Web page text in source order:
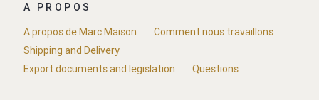
A PROPOS
A propos de Marc Maison
Comment nous travaillons
Shipping and Delivery
Export documents and legislation
Questions